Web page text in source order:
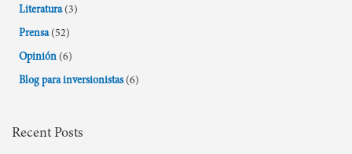
Literatura (3)
Prensa (52)
Opinión (6)
Blog para inversionistas (6)
Recent Posts